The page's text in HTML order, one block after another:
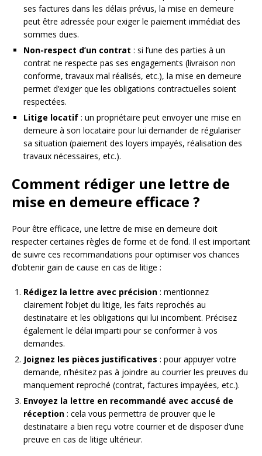
ses factures dans les délais prévus, la mise en demeure
peut être adressée pour exiger le paiement immédiat des
sommes dues.
Non-respect d’un contrat : si l’une des parties à un
contrat ne respecte pas ses engagements (livraison non
conforme, travaux mal réalisés, etc.), la mise en demeure
permet d’exiger que les obligations contractuelles soient
respectées.
Litige locatif : un propriétaire peut envoyer une mise en
demeure à son locataire pour lui demander de régulariser
sa situation (paiement des loyers impayés, réalisation des
travaux nécessaires, etc.).
Comment rédiger une lettre de
mise en demeure efficace ?
Pour être efficace, une lettre de mise en demeure doit
respecter certaines règles de forme et de fond. Il est important
de suivre ces recommandations pour optimiser vos chances
d’obtenir gain de cause en cas de litige :
Rédigez la lettre avec précision : mentionnez
clairement l’objet du litige, les faits reprochés au
destinataire et les obligations qui lui incombent. Précisez
également le délai imparti pour se conformer à vos
demandes.
Joignez les pièces justificatives : pour appuyer votre
demande, n’hésitez pas à joindre au courrier les preuves du
manquement reproché (contrat, factures impayées, etc.).
Envoyez la lettre en recommandé avec accusé de
réception : cela vous permettra de prouver que le
destinataire a bien reçu votre courrier et de disposer d’une
preuve en cas de litige ultérieur.